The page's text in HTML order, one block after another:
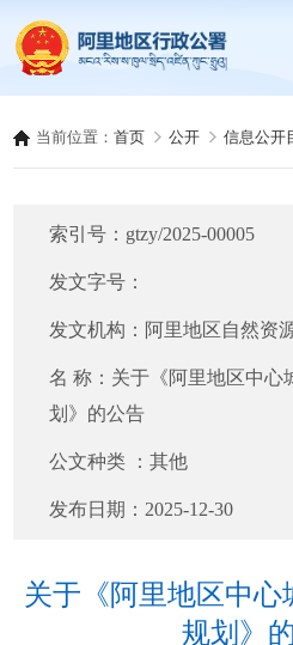
当前位置：首页 公开 信息公开
索引号： gtzy/2025-00005
发文字号：
发文机构： 阿里地区自然资
名 称： 关于《阿里地区中心
划》的公告
公文种类 ：其他
发布日期： 2025-12-30
关于《阿里地区中心
规划》